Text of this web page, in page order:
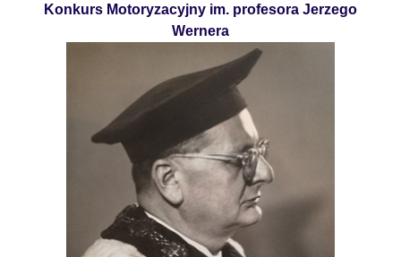
Konkurs Motoryzacyjny im. profesora Jerzego
Wernera